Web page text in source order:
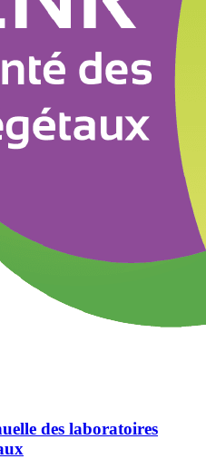
des laboratoires